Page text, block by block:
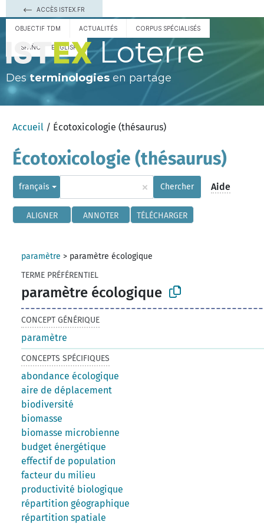
ACCÈS ISTEX.FR
OBJECTIF TDM ACTUALITÉS CORPUS SPÉCIALISÉS
ESPAÑOL ENGLISH Loterre
Des terminologies en partage
Accueil / Écotoxicologie (thésaurus)
Écotoxicologie (thésaurus)
français × Chercher Aide
ALIGNER ANNOTER TÉLÉCHARGER
paramètre > paramètre écologique
TERME PRÉFÉRENTIEL
paramètre écologique
CONCEPT GÉNÉRIQUE
paramètre
CONCEPTS SPÉCIFIQUES
abondance écologique
aire de déplacement
biodiversité
biomasse
biomasse microbienne
budget énergétique
effectif de population
facteur du milieu
productivité biologique
répartition géographique
répartition spatiale